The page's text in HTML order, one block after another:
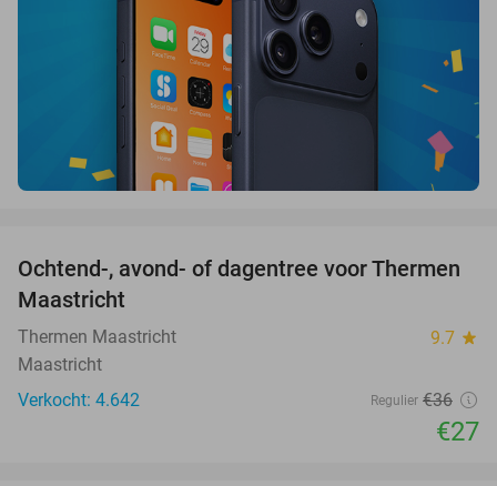
25%
Ochtend-, avond- of dagentree voor Thermen
Maastricht
Thermen Maastricht 9.7 star
Maastricht
Verkocht: 4.642
Regulier €36
€27